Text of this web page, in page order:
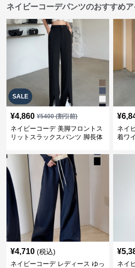
ネイビーコーデパンツのおすすめア
SALE
¥4,860 ¥5400(割引前)
ネイビーコーデ 美脚フロントス
リットスラックスパンツ 脚長体
¥
ネイ
着ワ
¥4,710 (税込)
ネイビーコーデ レディース ゆっ
¥
ネイ